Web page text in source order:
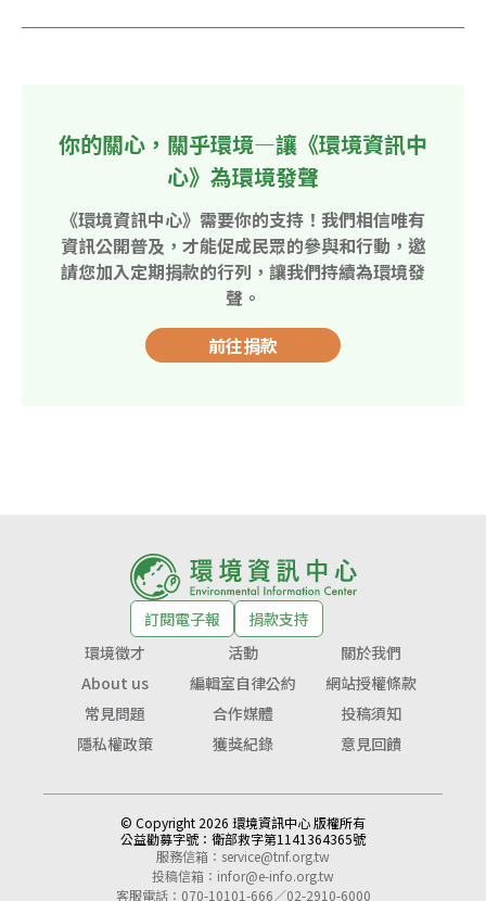
你的關心，關乎環境—讓《環境資訊中
心》為環境發聲
《環境資訊中心》需要你的支持！我們相信唯有
資訊公開普及，才能促成民眾的參與和行動，邀
請您加入定期捐款的行列，讓我們持續為環境發
聲。
前往捐款
訂閱電子報
捐款支持
環境徵才
活動
關於我們
About us
編輯室自律公約
網站授權條款
常見問題
合作媒體
投稿須知
隱私權政策
獲獎紀錄 意見回饋
© Copyright 2026 環境資訊中心 版權所有
公益勸募字號： 衛部救字第1141364365號
服務信箱： service@tnf.org.tw
投稿信箱： infor@e-info.org.tw
客服電話：070-10101-666／02-2910-6000